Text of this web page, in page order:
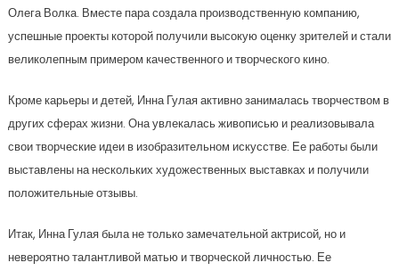
Олега Волка. Вместе пара создала производственную компанию,
успешные проекты которой получили высокую оценку зрителей и стали
великолепным примером качественного и творческого кино.
Кроме карьеры и детей, Инна Гулая активно занималась творчеством в
других сферах жизни. Она увлекалась живописью и реализовывала
свои творческие идеи в изобразительном искусстве. Ее работы были
выставлены на нескольких художественных выставках и получили
положительные отзывы.
Итак, Инна Гулая была не только замечательной актрисой, но и
невероятно талантливой матью и творческой личностью. Ее